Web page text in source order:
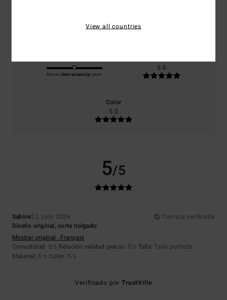
Demasiado pequeño
Demasiado grande
5.0
Color
5.0
5/5
Sabine22. julio 2026
Compra verificada
Diseño original, corte holgado
Mostrar original - Français
Comodidad: 5/5 Relación calidad-precio: 5/5 Talla: Talla perfecta
Material: 5 /5 Color: 5/5
Verificado porTrustVille
View all countries